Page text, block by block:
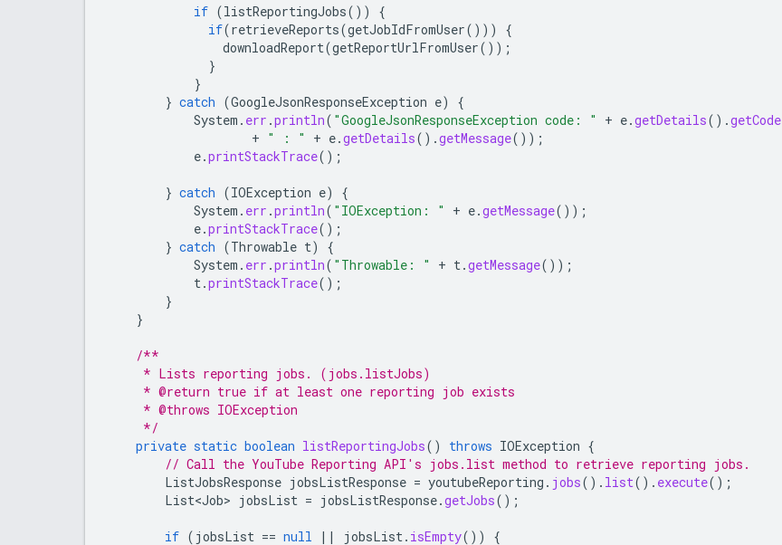
if (listReportingJobs())
{
if(retrieveReports(getJobIdFromUser()))
{
downloadReport(getReportUrlFromUser());
}
}
} catch (GoogleJsonResponseException e)
{
System . err .println( "GoogleJsonResponseException code: " + e.getDetails().getCode
+ " : " + e.getDetails().getMessage());
e.printStackTrace();
} catch (IOException e)
{
System . err .println( "IOException: " + e.getMessage());
e.printStackTrace();
} catch (Throwable t)
{
System . err .println( "Throwable: " + t.getMessage());
t.printStackTrace();
}
}
/**
     * Lists reporting jobs. (jobs.listJobs)
     * @return true if at least one reporting job exists
     * @throws IOException
     */
private static boolean listReportingJobs() throws IOException {
// Call the YouTube Reporting API's jobs.list method to retrieve reporting jobs.
ListJobsResponse jobsListResponse = youtubeReporting . jobs(). list(). execute();
List<Job> jobsList = jobsListResponse.getJobs();
if ( jobsList == null || jobsList. isEmpty())
{